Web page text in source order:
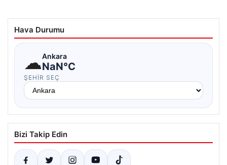
Hava Durumu
☁Ankara
NaN°C
ŞEHIR SEÇ
Bizi Takip Edin